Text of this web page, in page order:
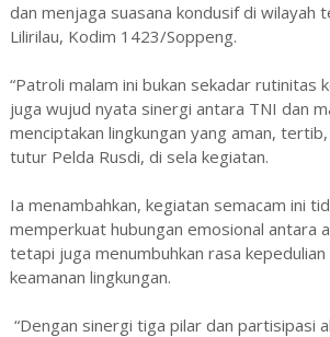
dan menjaga suasana kondusif di wilayah
Lilirilau, Kodim 1423/Soppeng.
“Patroli malam ini bukan sekadar rutinitas
juga wujud nyata sinergi antara TNI dan
menciptakan lingkungan yang aman,
tutur Pelda Rusdi, di sela kegiatan.
Ia menambahkan, kegiatan semacam ini
memperkuat hubungan emosional antara
tetapi juga menumbuhkan rasa
keamanan lingkungan.
“Dengan sinergi tiga pilar dan partisipasi